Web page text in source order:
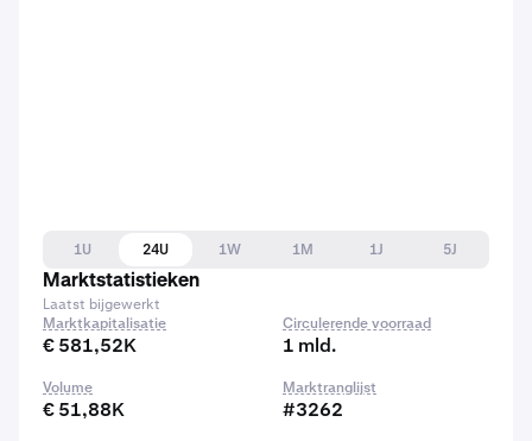
1U 24U 1W 1M 1J
5J
Marktstatistieken
Laatst bijgewerkt
Marktkapitalisatie
€ 581,52K
Circulerende voorraad
1 mld.
Volume
€ 51,88K
Marktranglijst
#3262